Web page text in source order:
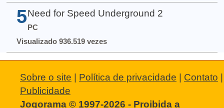
5 Need for Speed Underground 2
PC
Visualizado 936.519 vezes
Sobre o site Política de privacidade Contato
Publicidade
Jogorama © 1997-2026 - Proibida a